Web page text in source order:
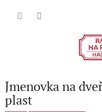
Jmenovka na
plast